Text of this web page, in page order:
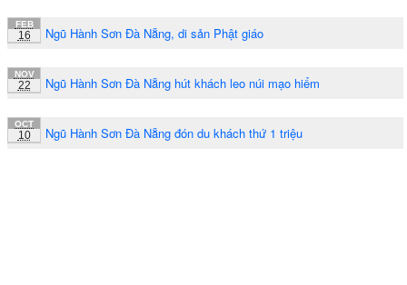
FEB
16 Ngũ Hành Sơn Đà Nẵng, di sản Phật giáo
NOV
22 Ngũ Hành Sơn Đà Nẵng hút khách leo núi mạo hiểm
OCT
10 Ngũ Hành Sơn Đà Nẵng đón du khách thứ 1 triệu